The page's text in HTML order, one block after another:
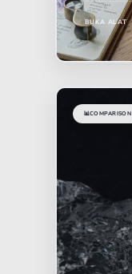
BUKA ALAT
📊COMPARISON